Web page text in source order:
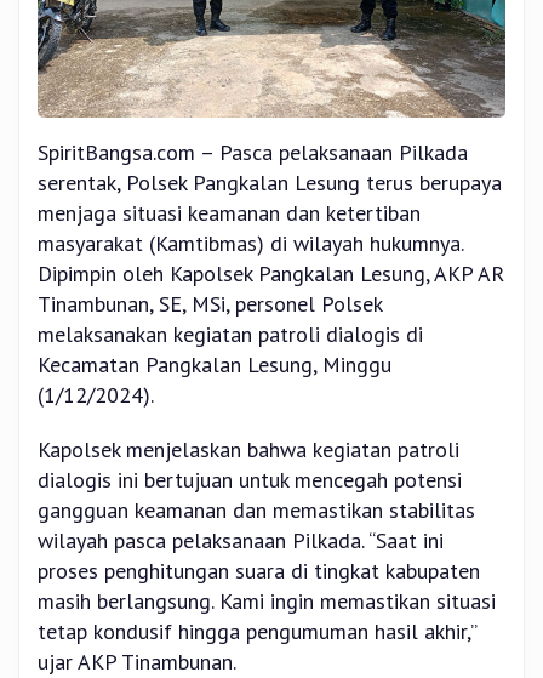
SpiritBangsa.com – Pasca pelaksanaan Pilkada
serentak, Polsek Pangkalan Lesung terus berupaya
menjaga situasi keamanan dan ketertiban
masyarakat (Kamtibmas) di wilayah hukumnya.
Dipimpin oleh Kapolsek Pangkalan Lesung, AKP AR
Tinambunan, SE, MSi, personel Polsek
melaksanakan kegiatan patroli dialogis di
Kecamatan Pangkalan Lesung, Minggu
(1/12/2024).
Kapolsek menjelaskan bahwa kegiatan patroli
dialogis ini bertujuan untuk mencegah potensi
gangguan keamanan dan memastikan stabilitas
wilayah pasca pelaksanaan Pilkada. “Saat ini
proses penghitungan suara di tingkat kabupaten
masih berlangsung. Kami ingin memastikan situasi
tetap kondusif hingga pengumuman hasil akhir,”
ujar AKP Tinambunan.